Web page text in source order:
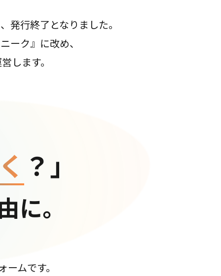
発行終了となりました。
ーク』に改め、
します。
？」
に。
ムです。